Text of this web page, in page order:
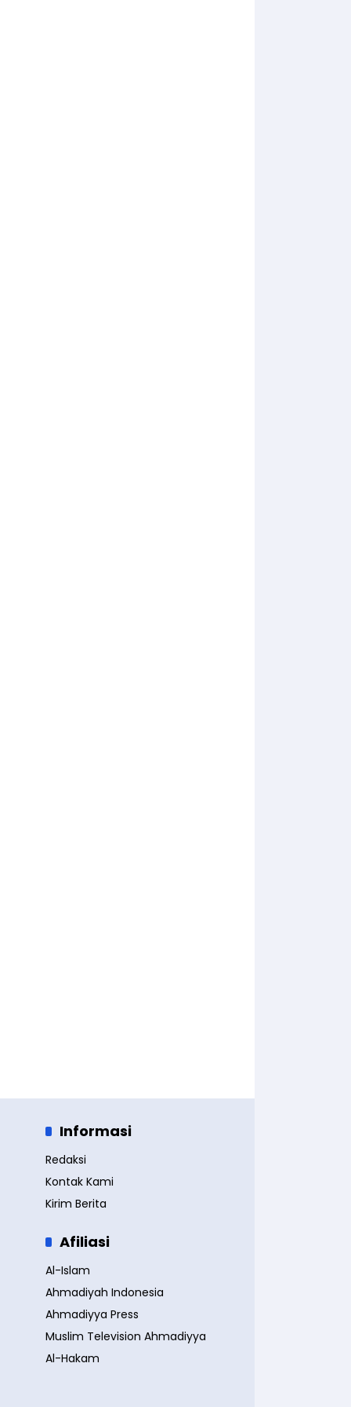
Informasi
Redaksi
Kontak Kami
Kirim Berita
Afiliasi
Al-Islam
Ahmadiyah Indonesia
Ahmadiyya Press
Muslim Television Ahmadiyya
Al-Hakam